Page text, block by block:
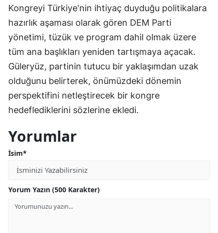
Kongreyi Türkiye'nin ihtiyaç duyduğu politikalara
hazırlık aşaması olarak gören DEM Parti
yönetimi, tüzük ve program dahil olmak üzere
tüm ana başlıkları yeniden tartışmaya açacak.
Güleryüz, partinin tutucu bir yaklaşımdan uzak
olduğunu belirterek, önümüzdeki dönemin
perspektifini netleştirecek bir kongre
hedeflediklerini sözlerine ekledi.
Yorumlar
İsim*
Yorum Yazın (500 Karakter)